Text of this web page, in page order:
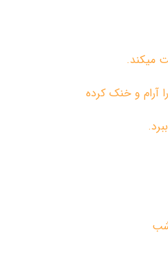
میکند.
آرام و خنک کرده
شب